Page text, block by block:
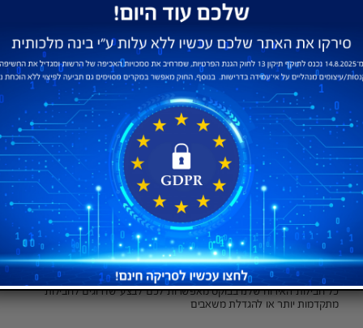
שרתים מהירים מבוססי SSD
שרתים חדשים, אמינים ומתקדמים מבוססי SSD לקבלת ביצועים מדהימים על
התשתיות החדשות של בוקס בשיתוף אורקל העולמית
שרתים בישראל ובפריסה עולמית
בבוקס אפשר לארח את האתרים שלכם קרוב יותר לפעילות שלכם בפריסה
עולמית, בישראל, אירופה וארה"ב
ממשק ניהול cpanel
ברכישת אחסון תקבלו פאנל לניהול שרת הדואר שלכם הנפוץ ביותר בעולם
Cpanel דרכו תוכלו לבצע פעולות רבות באתר ע"י ממשק פשוט לתפעול
שדרוגים
כל חבילות האירוח שלנו בבוקס מאפשרות לכם לבצע שדרוגים לחבילות
מתקדמות יותר או להגדלת משאבים